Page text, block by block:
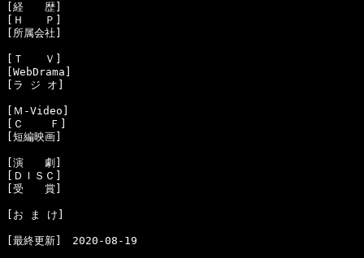
[経　　歴]
[Ｈ　　Ｐ]
[所属会社]
[Ｔ　　Ｖ]
[WebDrama]
[ラ ジ オ]
[Ｍ-Video]
[Ｃ    Ｆ]
[短編映画]
[演　　劇]
[ＤＩＳＣ]
[受　　賞]
[お ま け]